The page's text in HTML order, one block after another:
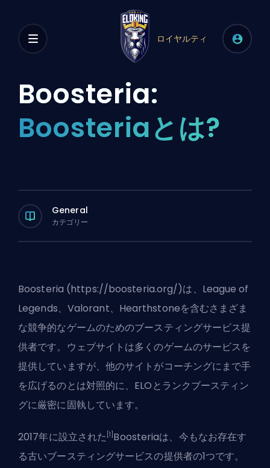
ロイヤルティ
Boosteria:
Boosteriaとは?
General
カテゴリー
Boosteria (https://boosteria.org/)は、League of
Legends、Valorant、Hearthstoneを含むさまざま
な競争的なゲームのためのブースティングサービス提
供者です。ウェブサイトは多くのゲームのサービスを
提供していますが、他のサイトがコーチングにまで手
を広げるのとは対照的に、ELOとランクブースティン
グに厳密に固執しています。
2017年に設立された [1] Boosteriaは、今もなお存在す
る古いブースティングサービスの提供者の1つです。